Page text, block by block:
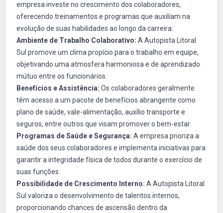
empresa investe no crescimento dos colaboradores,
oferecendo treinamentos e programas que auxiliam na
evolução de suas habilidades ao longo da carreira.
Ambiente de Trabalho Colaborativo: A Autopista Litoral
Sul promove um clima propício para o trabalho em equipe,
objetivando uma atmosfera harmoniosa e de aprendizado
mútuo entre os funcionários.
Benefícios e Assistência: Os colaboradores geralmente
têm acesso a um pacote de benefícios abrangente como
plano de saúde, vale-alimentação, auxílio transporte e
seguros, entre outros que visam promover o bem-estar.
Programas de Saúde e Segurança: A empresa prioriza a
saúde dos seus colaboradores e implementa iniciativas para
garantir a integridade física de todos durante o exercício de
suas funções.
Possibilidade de Crescimento Interno: A Autopista Litoral
Sul valoriza o desenvolvimento de talentos internos,
proporcionando chances de ascensão dentro da